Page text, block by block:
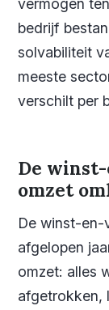
vermogen
bedrijf
solvabiliteit
meeste
verschilt per
De
omzet
De winst-en-
afgelopen
omzet: alles
afgetrokken,